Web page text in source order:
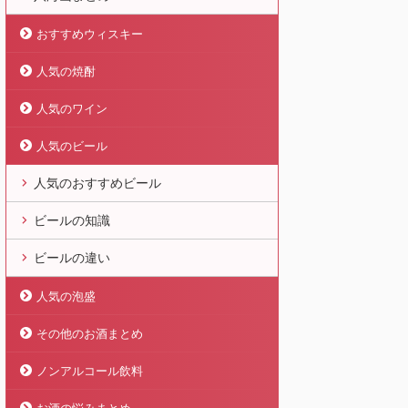
おすすめウィスキー
人気の焼酎
人気のワイン
人気のビール
人気のおすすめビール
ビールの知識
ビールの違い
人気の泡盛
その他のお酒まとめ
ノンアルコール飲料